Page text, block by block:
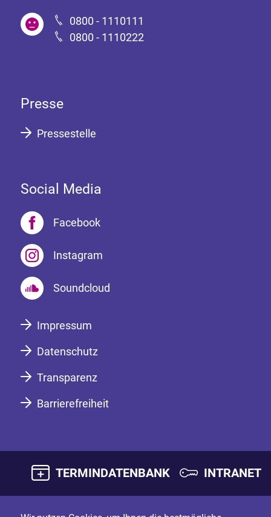
0800 - 1110111
0800 - 1110222
Presse
Pressestelle
Social Media
Facebook
Instagram
Soundcloud
Impressum
Datenschutz
Transparenz
Barrierefreiheit
TERMINDATENBANK INTRANET